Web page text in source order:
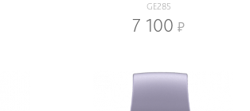
GE285
7 100